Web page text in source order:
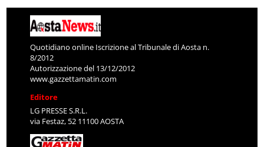
Quotidiano online Iscrizione al Tribunale di Aosta n.
8/2012
Autorizzazione del 13/12/2012
www.gazzettamatin.com
Editore
LG PRESSE S.R.L.
via Festaz, 52 11100 AOSTA